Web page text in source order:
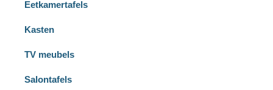
Eetkamertafels
Kasten
TV meubels
Salontafels